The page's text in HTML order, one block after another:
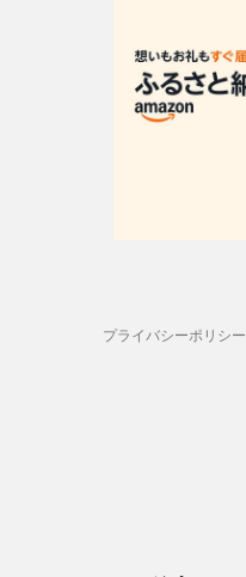
プライバシーポリシー